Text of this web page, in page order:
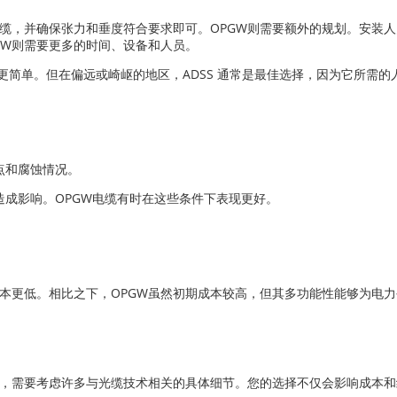
，并确保张力和垂度符合要求即可。OPGW则需要额外的规划。安装
则需要更多的时间、设备和人员。
单。但在偏远或崎岖的地区，ADSS 通常是最佳选择，因为它所需的
腐蚀情况。
影响。OPGW电缆有时在这些条件下表现更好。
更低。相比之下，OPGW虽然初期成本较高，但其多功能性能够为电
需要考虑许多与光缆技术相关的具体细节。您的选择不仅会影响成本